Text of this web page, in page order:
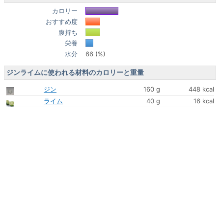
カロリー
おすすめ度
腹持ち
栄養
水分
66 (%)
ジンライムに使われる材料のカロリーと重量
ジン 160 g
448 kcal
ライム
40 g 16 kcal